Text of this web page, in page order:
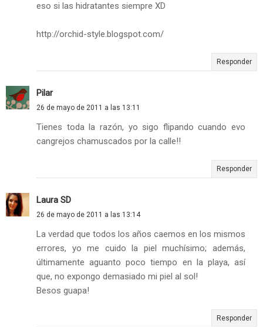
eso si las hidratantes siempre XD
http://orchid-style.blogspot.com/
Responder
Pilar
26 de mayo de 2011 a las 13:11
Tienes toda la razón, yo sigo flipando cuando evo
cangrejos chamuscados por la calle!!
Responder
Laura SD
26 de mayo de 2011 a las 13:14
La verdad que todos los años caemos en los mismos
errores, yo me cuido la piel muchísimo; además,
últimamente aguanto poco tiempo en la playa, así
que, no expongo demasiado mi piel al sol!
Besos guapa!
Responder